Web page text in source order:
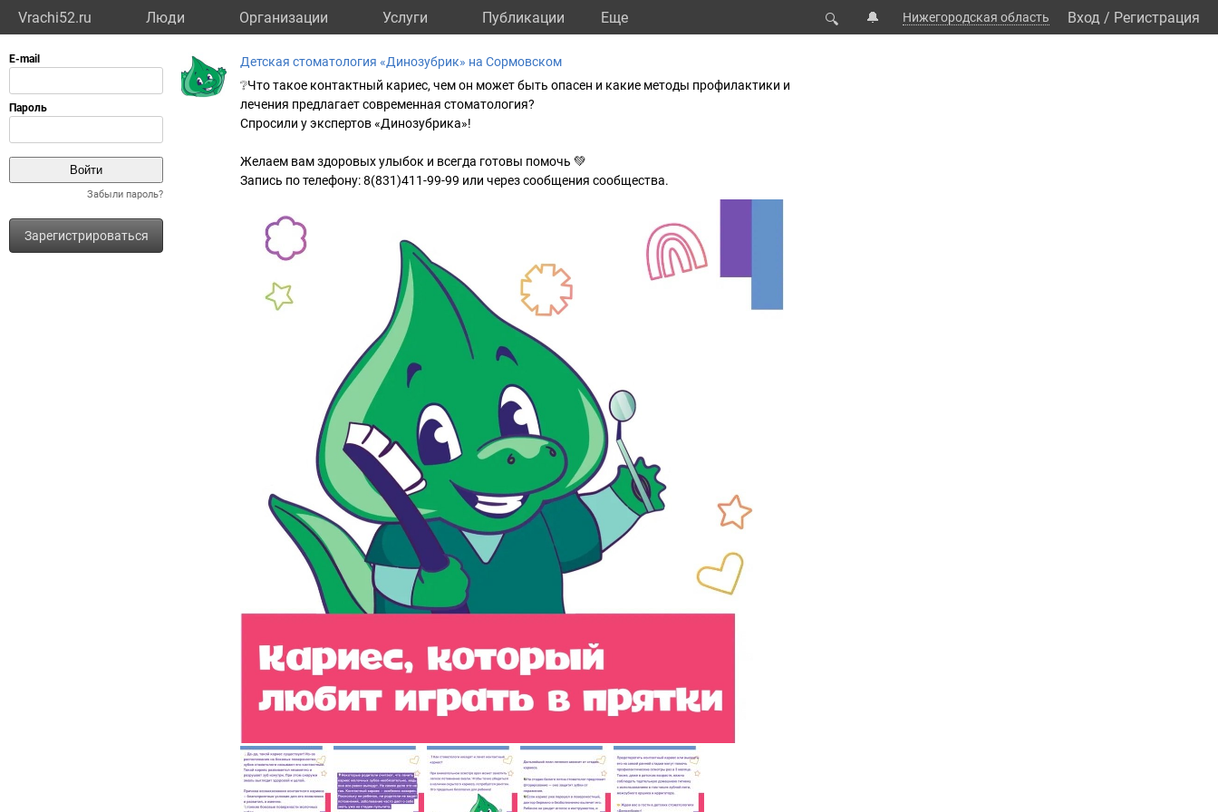
Vrachi52.ru Люди Организации Услуги Публикации Eще 🔍 🔔 Нижегородская область Вход / Регистрация
Забыли пароль?
Зарегистрироваться
Детская стоматология «Динозубрик» на Сормовском
❔Что такое контактный кариес, чем он может быть опасен и какие методы профилактики и
лечения предлагает современная стоматология?
Спросили у экспертов «Динозубрика»!
Желаем вам здоровых улыбок и всегда готовы помочь 💚
Запись по телефону: 8(831)411-99-99 или через сообщения сообщества.